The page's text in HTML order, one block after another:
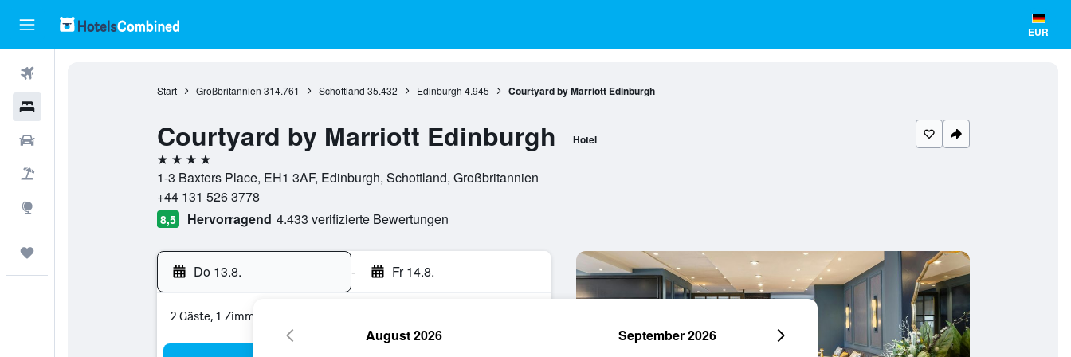
EUR
Start Großbritannien 314.761 Schottland 35.432 Edinburgh 4.945 Courtyard by Marriott Edinburgh
Courtyard by Marriott Edinburgh Hotel
4 Sterne
1-3 Baxters Place, EH1 3AF, Edinburgh, Schottland, Großbritannien
+44 131 526 3778
8,5 Hervorragend 4.433 verifizierte Bewertungen
Do 13.8. - Fr 14.8.
2 Gäste, 1 Zimmer
August 2026 September 2026